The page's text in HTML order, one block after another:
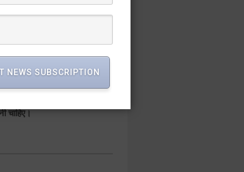
चाहिए।
NEWS SUBSCRIPTION